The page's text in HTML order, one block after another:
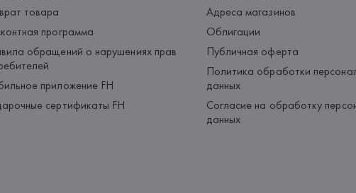
товара
программа
обращений о нарушениях прав
приложение FH
сертификаты FH
Адреса магазинов
Облигации
Публичная оферта
Политика обработки
данных
Согласие на обработку
данных